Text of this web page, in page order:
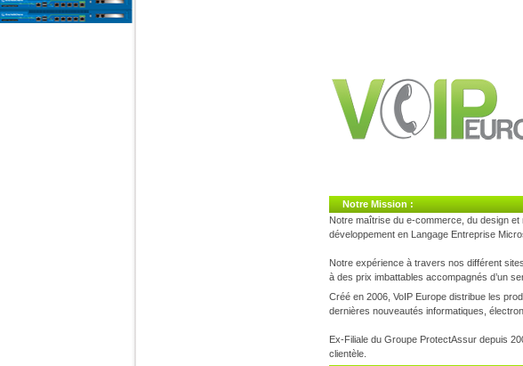
Notre Mission :
Notre maîtrise du e-commerce, du design
développement en Langage Entreprise
Notre expérience à travers nos différent
à des prix imbattables accompagnés d’un
Créé en 2006, VoIP Europe distribue les
dernières nouveautés informatiques,
Ex-Filiale du Groupe ProtectAssur depuis
clientèle.